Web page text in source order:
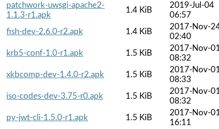
patchwork-uwsgi-apache2-
1.1.3-r1.apk
1.4 KiB
2019-Jul-04
06:57
fish-dev-2.6.0-r2.apk
1.4 KiB
2017-Nov-
02:40
krb5-conf-1.0-r1.apk
1.5 KiB
2017-Nov-
08:32
xkbcomp-dev-1.4.0-r2.apk
1.5 KiB
2017-Nov-
08:33
iso-codes-dev-3.75-r0.apk
1.5 KiB
2017-Nov-
08:32
py-jwt-cli-1.5.0-r1.apk
1.5 KiB
2017-Nov-
16:11